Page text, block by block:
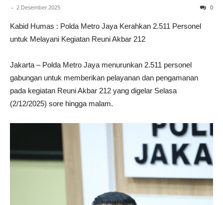
- 2 Desember 2025 0
Kabid Humas : Polda Metro Jaya Kerahkan 2.511 Personel
untuk Melayani Kegiatan Reuni Akbar 212
Jakarta – Polda Metro Jaya menurunkan 2.511 personel
gabungan untuk memberikan pelayanan dan pengamanan
pada kegiatan Reuni Akbar 212 yang digelar Selasa
(2/12/2025) sore hingga malam.